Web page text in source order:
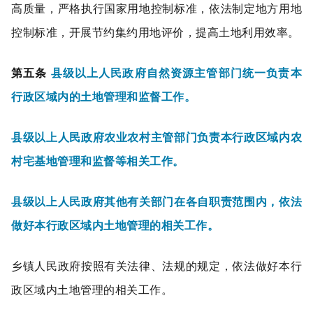
高质量，严格执行国家用地控制标准，依法制定地方用地
控制标准，开展节约集约用地评价，提高土地利用效率。
第五条 县级以上人民政府自然资源主管部门统一负责本
行政区域内的土地管理和监督工作。
县级以上人民政府农业农村主管部门负责本行政区域内农
村宅基地管理和监督等相关工作。
县级以上人民政府其他有关部门在各自职责范围内，依法
做好本行政区域内土地管理的相关工作。
乡镇人民政府按照有关法律、法规的规定，依法做好本行
政区域内土地管理的相关工作。